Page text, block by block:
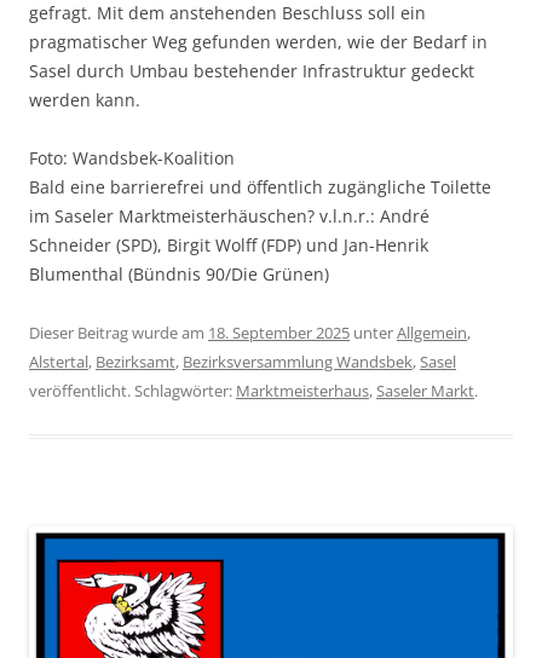
gefragt. Mit dem anstehenden Beschluss soll ein
pragmatischer Weg gefunden werden, wie der Bedarf in
Sasel durch Umbau bestehender Infrastruktur gedeckt
werden kann.
Foto: Wandsbek-Koalition
Bald eine barrierefrei und öffentlich zugängliche Toilette
im Saseler Marktmeisterhäuschen? v.l.n.r.: André
Schneider (SPD), Birgit Wolff (FDP) und Jan-Henrik
Blumenthal (Bündnis 90/Die Grünen)
Dieser Beitrag wurde am 18. September 2025 unterAllgemein,
Alstertal, Bezirksamt, Bezirksversammlung Wandsbek,Sasel
veröffentlicht. Schlagwörter: Marktmeisterhaus,Saseler Markt.